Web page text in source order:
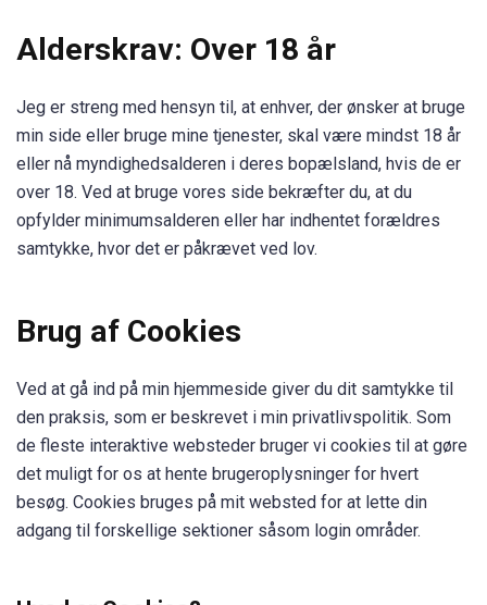
Alderskrav: Over 18 år
Jeg er streng med hensyn til, at enhver, der ønsker at bruge
min side eller bruge mine tjenester, skal være mindst 18 år
eller nå myndighedsalderen i deres bopælsland, hvis de er
over 18. Ved at bruge vores side bekræfter du, at du
opfylder minimumsalderen eller har indhentet forældres
samtykke, hvor det er påkrævet ved lov.
Brug af Cookies
Ved at gå ind på min hjemmeside giver du dit samtykke til
den praksis, som er beskrevet i min privatlivspolitik. Som
de fleste interaktive websteder bruger vi cookies til at gøre
det muligt for os at hente brugeroplysninger for hvert
besøg. Cookies bruges på mit websted for at lette din
adgang til forskellige sektioner såsom login områder.